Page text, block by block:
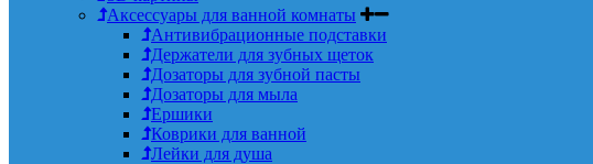
Аксессуары для ванной комнаты
Антивибрационные подставки
Держатели для зубных щеток
Дозаторы для зубной пасты
Дозаторы для мыла
Ершики
Коврики для ванной
Лейки для душа